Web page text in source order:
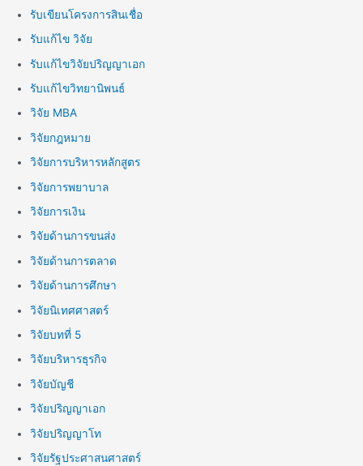
รับเขียนโครงการสินเชื่อ
รับแก้ไข วิจัย
รับแก้ไขวิจัยปริญญาเอก
รับแก้ไขวิทยานิพนธ์
วิจัย MBA
วิจัยกฎหมาย
วิจัยการบริหารหลักสูตร
วิจัยการพยาบาล
วิจัยการเงิน
วิจัยด้านการขนส่ง
วิจัยด้านการตลาด
วิจัยด้านการศึกษา
วิจัยนิเทศศาสตร์
วิจัยบทที่ 5
วิจัยบริหารธุรกิจ
วิจัยบัญชี
วิจัยปริญญาเอก
วิจัยปริญญาโท
วิจัยรัฐประศาสนศาสตร์